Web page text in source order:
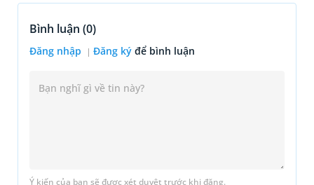
Bình luận (0)
Đăng nhập Đăng ký để bình luận
Ý kiến của bạn sẽ được xét duyệt trước khi đăng.